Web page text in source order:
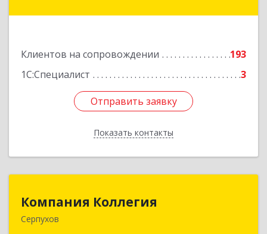
Клиентов на сопровождении
193
1С:Специалист
3
Отправить заявку
Показать контакты
Подробнее
Отправить заявку
Назад
Компания Коллегия
Серпухов
142211, Московская обл, Серпухов г, Оборонная